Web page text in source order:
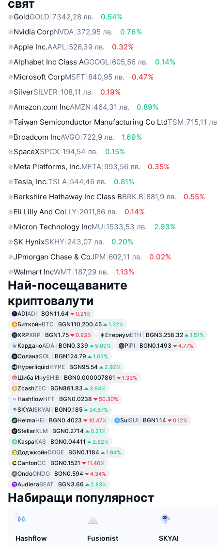
свят
GoldGOLD 7342,28 лв.
0.54%
Nvidia CorpNVDA 372,95 лв.
0.76%
Apple Inc.AAPL 526,39 лв.
0.32%
Alphabet Inc Class AGOOGL 605,56 лв.
0.14%
Microsoft CorpMSFT 840,95 лв.
0.47%
SilverSILVER 108,11 лв.
0.19%
Amazon.com IncAMZN 464,31 лв.
0.89%
Taiwan Semiconductor Manufacturing Co LtdTSM 715,11
Broadcom IncAVGO 722,9 лв.
1.69%
SpaceXSPCX 194,54 лв.
0.15%
Meta Platforms, Inc.META 993,56 лв.
0.35%
Tesla, Inc.TSLA 544,46 лв.
0.81%
Berkshire Hathaway Inc Class BBRK.B 881,9 лв.
0.55%
Eli Lilly And CoLLY 2011,86 лв.
0.14%
Micron Technology IncMU 1533,53 лв.
2.93%
SK HynixSKHY 243,07 лв.
0.20%
JPmorgan Chase & CoJPM 602,11 лв.
0.02%
Walmart IncWMT 187,29 лв. 1.13%
Най-посещаваните
криптовалути
ADIADI BGN11.64 0.21%
БиткойнBTC BGN110,200.45 1.32%
XRPXRP BGN1.75 0.93% ЕтериумETH BGN3,258.32 1.51%
КарданоADA BGN0.339 5.09% PiPI BGN0.1493 4.77%
СоланаSOL BGN124.79 1.03%
HyperliquidHYPE BGN95.54 2.92%
Шиба ИнуSHIB BGN0.000007861 1.33%
ZcashZEC BGN861.83 3.94%
HashflowHFT BGN0.0238 50.30%
SKYAISKYAI BGN0.185 34.67%
HeimaHEI BGN0.4023 10.47% SuiSUI BGN1.14 0.12%
StellarXLM BGN0.2714 0.21%
KaspaKAS BGN0.04411 2.82%
ДоджкойнDOGE BGN0.1184 1.94%
CantonCC BGN0.1521 11.40%
OndoONDO BGN0.594 4.34%
AudieraBEAT BGN3.66 2.83%
Набиращи популярност
Hashflow
Fusionist
SKYAI